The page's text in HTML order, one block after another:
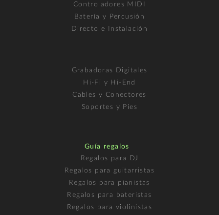
Controladores MIDI
Batería y Percusión
Directo e Instalación
Grabadoras Digitales
Hi-Fi y Hi-End
Cables y Conectores
Soportes y Pies
Guía regalos
Regalos para DJ
Regalos para guitarristas
Regalos para pianistas
Regalos para bateristas
Regalos para violinistas